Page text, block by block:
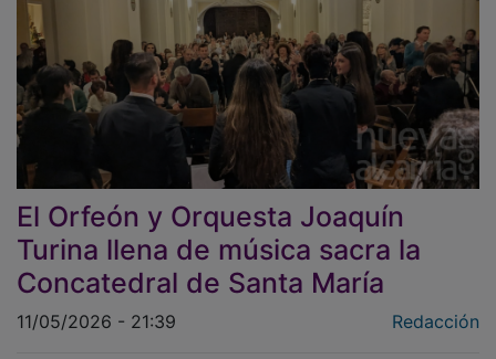
El Orfeón y Orquesta Joaquín
Turina llena de música sacra la
Concatedral de Santa María